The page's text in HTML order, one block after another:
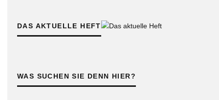
DAS AKTUELLE HEFT
WAS SUCHEN SIE DENN HIER?